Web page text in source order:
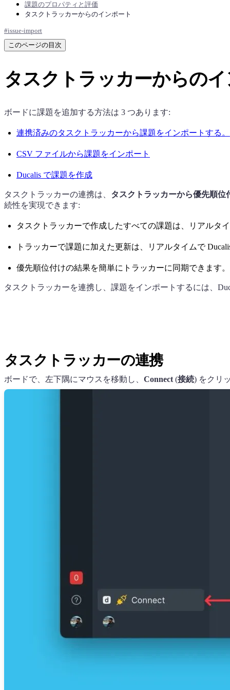
課題のプロパティと評価
タスクトラッカーからのインポート
#issue-import
このページの目次
タスクトラッカーからのイ
ボードに課題を追加する方法は 3 つあります:
連携済みのタスクトラッカーから課題をインポートする。
CSV ファイルから課題をインポート
Ducalis で課題を作成
タスクトラッカーの連携は、 タスクトラッカーから優先順
続性を実現できます:
タスクトラッカーで作成したすべての課題は、リアルタ
トラッカーで課題に加えた更新は、リアルタイムで
優先順位付けの結果を簡単にトラッカーに同期できます。
タスクトラッカーを連携し、課題をインポートするには、
タスクトラッカーの連携
ボードで、左下隅にマウスを移動し、 Connect (接続) をクリ